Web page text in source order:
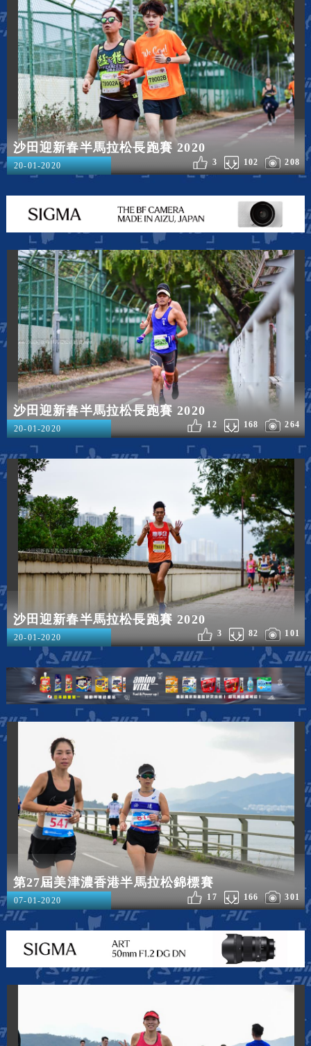
沙田迎新春半馬拉松長跑賽 2020
208
102
3
20-01-2020
沙田迎新春半馬拉松長跑賽 2020
264
168
12
20-01-2020
沙田迎新春半馬拉松長跑賽 2020
101
82
3
20-01-2020
第27屆美津濃香港半馬拉松錦標賽
301
166
17
07-01-2020